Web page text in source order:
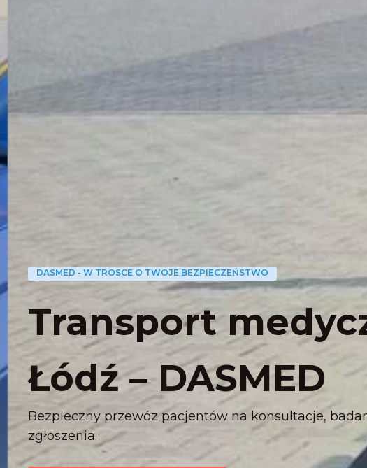
DASMED - W TROSCE O TWOJE BEZPIECZEŃSTWO
Transport
Łódź – DASMED
Bezpieczny przewóz pacjentów na konsultacje,
zgłoszenia.